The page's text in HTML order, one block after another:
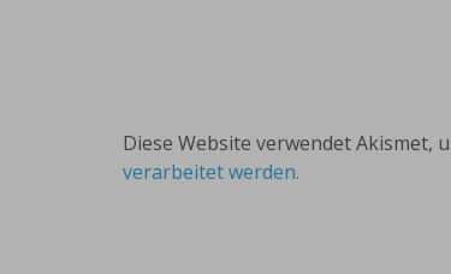
Diese Website verwendet Akismet,
verarbeitet werden.